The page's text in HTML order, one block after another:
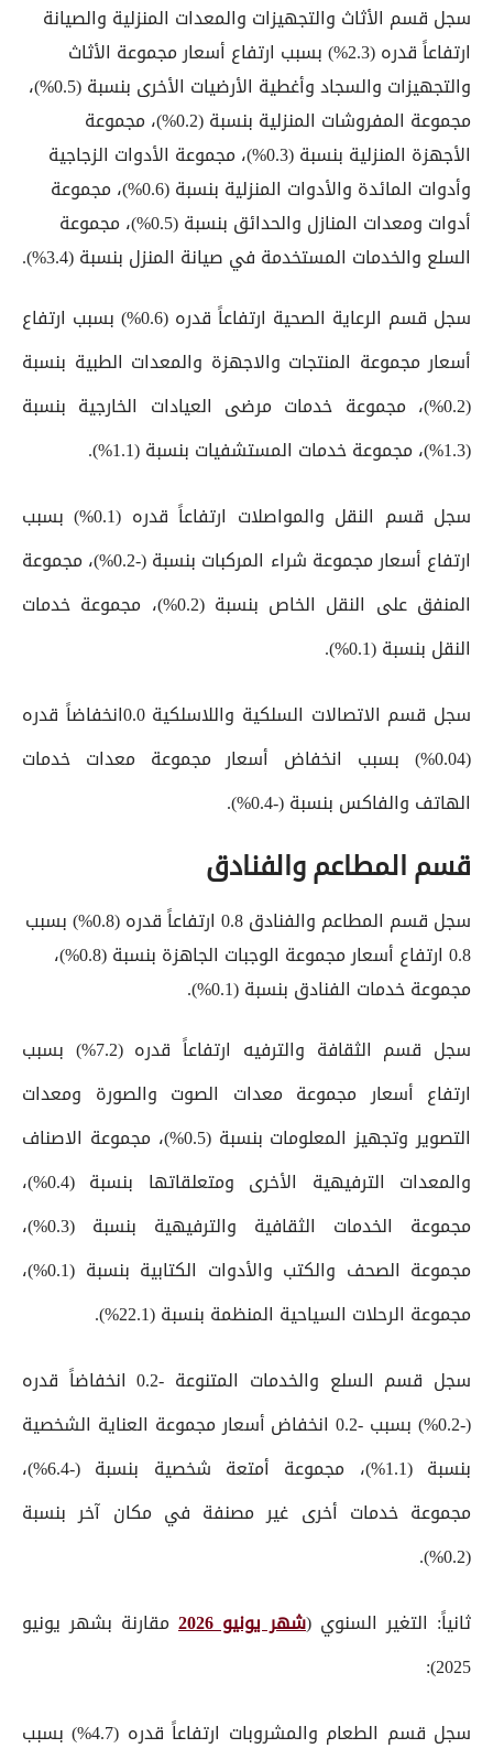
سجل قسم الأثاث والتجهيزات والمعدات المنزلية والصيانة
ارتفاعاً قدره (2.3%) بسبب ارتفاع أسعار مجموعة الأثاث
والتجهيزات والسجاد وأغطية الأرضيات الأخرى بنسبة (0.5%)،
مجموعة المفروشات المنزلية بنسبة (0.2%)، مجموعة
الأجهزة المنزلية بنسبة (0.3%)، مجموعة الأدوات الزجاجية
وأدوات المائدة والأدوات المنزلية بنسبة (0.6%)، مجموعة
أدوات ومعدات المنازل والحدائق بنسبة (0.5%)، مجموعة
السلع والخدمات المستخدمة في صيانة المنزل بنسبة (3.4%).
سجل قسم الرعاية الصحية ارتفاعاً قدره (0.6%) بسبب ارتفاع
أسعار مجموعة المنتجات والاجهزة والمعدات الطبية بنسبة
(0.2%)، مجموعة خدمات مرضى العيادات الخارجية بنسبة
(1.3%)، مجموعة خدمات المستشفيات بنسبة (1.1%).
سجل قسم النقل والمواصلات ارتفاعاً قدره (0.1%) بسبب
ارتفاع أسعار مجموعة شراء المركبات بنسبة (-0.2%)، مجموعة
المنفق على النقل الخاص بنسبة (0.2%)، مجموعة خدمات
النقل بنسبة (0.1%).
سجل قسم الاتصالات السلكية واللاسلكية 0.0انخفاضاً قدره
(0.04%) بسبب انخفاض أسعار مجموعة معدات خدمات
الهاتف والفاكس بنسبة (-0.4%).
قسم المطاعم والفنادق
سجل قسم المطاعم والفنادق 0.8 ارتفاعاً قدره (0.8%) بسبب
0.8 ارتفاع أسعار مجموعة الوجبات الجاهزة بنسبة (0.8%)،
مجموعة خدمات الفنادق بنسبة (0.1%).
سجل قسم الثقافة والترفيه ارتفاعاً قدره (7.2%) بسبب
ارتفاع أسعار مجموعة معدات الصوت والصورة ومعدات
التصوير وتجهيز المعلومات بنسبة (0.5%)، مجموعة الاصناف
والمعدات الترفيهية الأخرى ومتعلقاتها بنسبة (0.4%)،
مجموعة الخدمات الثقافية والترفيهية بنسبة (0.3%)،
مجموعة الصحف والكتب والأدوات الكتابية بنسبة (0.1%)،
مجموعة الرحلات السياحية المنظمة بنسبة (22.1%).
سجل قسم السلع والخدمات المتنوعة -0.2 انخفاضاً قدره
(-0.2%) بسبب -0.2 انخفاض أسعار مجموعة العناية الشخصية
بنسبة (1.1%)، مجموعة أمتعة شخصية بنسبة (-6.4%)،
مجموعة خدمات أخرى غير مصنفة في مكان آخر بنسبة
(0.2%).
ثانياً: التغير السنوي (شهر يونيو 2026
مقارنة بشهر يونيو
2025):
سجل قسم الطعام والمشروبات ارتفاعاً قدره (4.7%) بسبب